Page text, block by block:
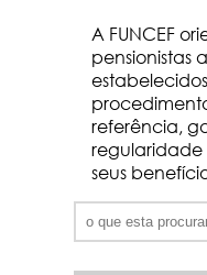
A FUNCEF
pensionistas
referência,
seus